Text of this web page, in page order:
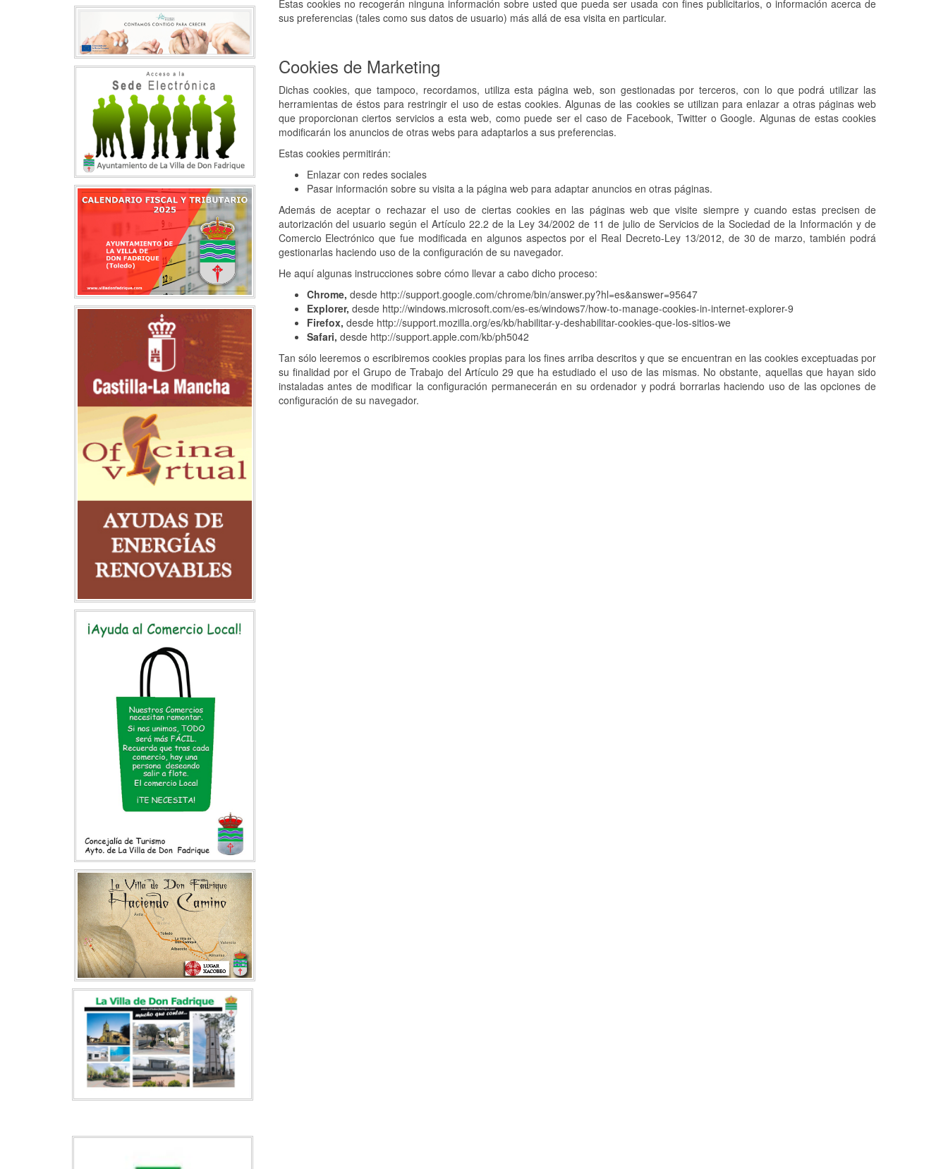
Estas cookies no recogerán ninguna información sobre usted que pueda ser usada con fines publicitarios, o información acerca de
sus preferencias (tales como sus datos de usuario) más allá de esa visita en particular.
Cookies de Marketing
Dichas cookies, que tampoco, recordamos, utiliza esta página web, son gestionadas por terceros, con lo que podrá utilizar las
herramientas de éstos para restringir el uso de estas cookies. Algunas de las cookies se utilizan para enlazar a otras páginas web
que proporcionan ciertos servicios a esta web, como puede ser el caso de Facebook, Twitter o Google. Algunas de estas cookies
modificarán los anuncios de otras webs para adaptarlos a sus preferencias.
Estas cookies permitirán:
Enlazar con redes sociales
Pasar información sobre su visita a la página web para adaptar anuncios en otras páginas.
Además de aceptar o rechazar el uso de ciertas cookies en las páginas web que visite siempre y cuando estas precisen de
autorización del usuario según el Artículo 22.2 de la Ley 34/2002 de 11 de julio de Servicios de la Sociedad de la Información y de
Comercio Electrónico que fue modificada en algunos aspectos por el Real Decreto-Ley 13/2012, de 30 de marzo, también podrá
gestionarlas haciendo uso de la configuración de su navegador.
He aquí algunas instrucciones sobre cómo llevar a cabo dicho proceso:
Chrome, desde http://support.google.com/chrome/bin/answer.py?hl=es&answer=95647
Explorer, desde http://windows.microsoft.com/es-es/windows7/how-to-manage-cookies-in-internet-explorer-9
Firefox, desde http://support.mozilla.org/es/kb/habilitar-y-deshabilitar-cookies-que-los-sitios-we
Safari, desde http://support.apple.com/kb/ph5042
Tan sólo leeremos o escribiremos cookies propias para los fines arriba descritos y que se encuentran en las cookies exceptuadas por
su finalidad por el Grupo de Trabajo del Artículo 29 que ha estudiado el uso de las mismas. No obstante, aquellas que hayan sido
instaladas antes de modificar la configuración permanecerán en su ordenador y podrá borrarlas haciendo uso de las opciones de
configuración de su navegador.